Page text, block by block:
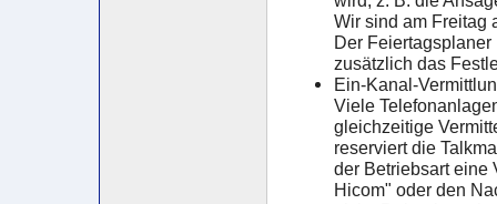
Wir sind am Freitag
Der
zusätzlich das
Ein-Kanal-
Viele
gleichzeitige
reserviert die
der Betriebsart eine
Hicom" oder den